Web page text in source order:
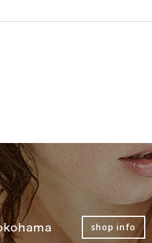
shop info